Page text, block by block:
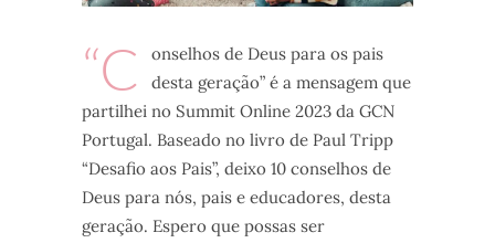
“C
onselhos de Deus para os pais
desta geração” é a mensagem que
partilhei no Summit Online 2023 da GCN
Portugal. Baseado no livro de Paul Tripp
“Desafio aos Pais”, deixo 10 conselhos de
Deus para nós, pais e educadores, desta
geração. Espero que possas ser